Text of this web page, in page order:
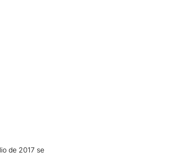
de 2017 se